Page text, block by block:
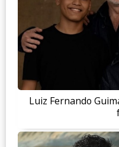
Luiz Fernando